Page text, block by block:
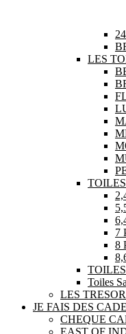
LES
7
8
Toiles
LES
JE FAIS DES
CHEQUE